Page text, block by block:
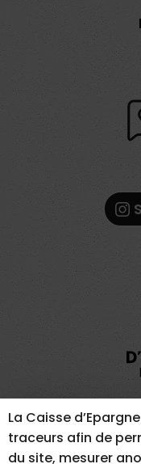
MENTIONS
La Caisse
traceurs afin de
du site, mesurer